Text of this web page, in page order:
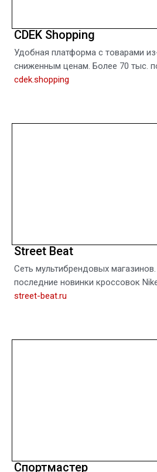
CDEK Shopping
Удобная платформа c товарами
сниженным ценам. Более 70 тыс.
cdek.shopping
Street Beat
Сеть мультибрендовых
последние новинки кроссовок
street-beat.ru
Спортмастер